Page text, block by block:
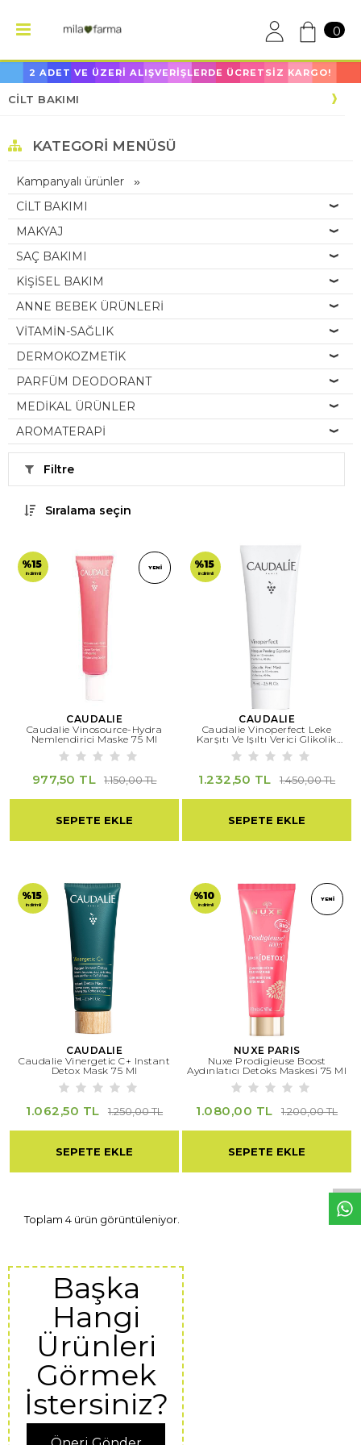
W
h
t
s
a
p
p
D
e
s
e
H
a
t
t
0
2 ADET VE ÜZERİ ALIŞVERİŞLERDE ÜCRETSİZ KARGO!
CİLT BAKIMI
KATEGORI MENÜSÜ
Kampanyalı ürünler
CİLT BAKIMI
MAKYAJ
SAÇ BAKIMI
KİŞİSEL BAKIM
ANNE BEBEK ÜRÜNLERİ
VİTAMİN-SAĞLIK
DERMOKOZMETİK
PARFÜM DEODORANT
MEDİKAL ÜRÜNLER
AROMATERAPİ
Filtre
Sıralama seçin
%15
indirimli
YENI
CAUDALIE
Caudalie Vinosource-Hydra
Nemlendirici Maske 75 Ml
977,50 TL 1.150,00 TL
SEPETE EKLE
%15
indirimli
CAUDALIE
Caudalie Vinoperfect Leke
Karşıtı Ve Işıltı Verici Glikolik
Maske 75 Ml
1.232,50 TL 1.450,00 TL
SEPETE EKLE
%15
indirimli
CAUDALIE
Caudalie Vinergetic C+ Instant
Detox Mask 75 Ml
1.062,50 TL 1.250,00 TL
SEPETE EKLE
%10
indirimli
YENI
NUXE PARIS
Nuxe Prodigieuse Boost
Aydınlatıcı Detoks Maskesi 75 Ml
1.080,00 TL 1.200,00 TL
SEPETE EKLE
Toplam 4 ürün görüntüleniyor.
Başka
Hangi
Ürünleri
Görmek
İstersiniz?